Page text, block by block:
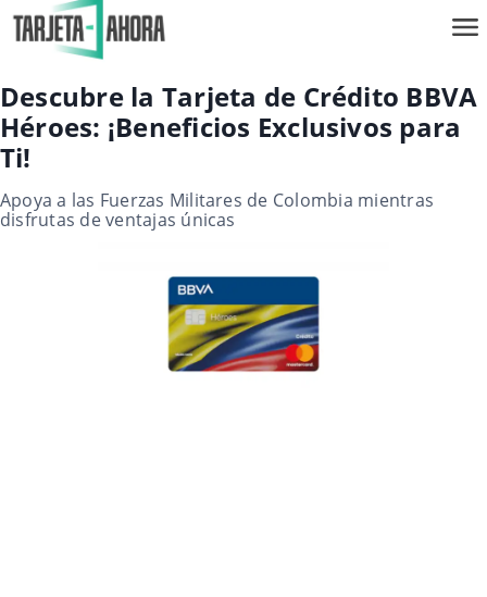
Descubre la Tarjeta de Crédito BBVA
Héroes: ¡Beneficios Exclusivos para
Ti!
Apoya a las Fuerzas Militares de Colombia mientras
disfrutas de ventajas únicas